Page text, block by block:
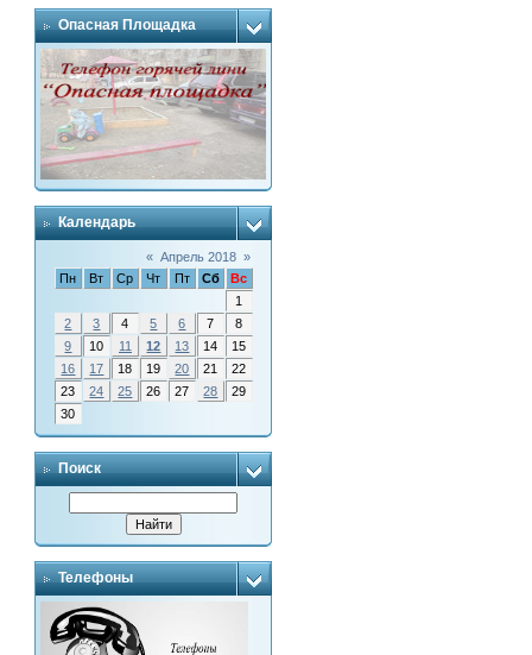
Опасная Площадка
Календарь
« Апрель 2018 »
Пн
Вт Ср Чт Пт Сб
Вс
1
2
3 4 5 6 7
8
9
10 11 12 13 14
15
16
17 18 19 20 21
22
23
24 25 26 27 28
29
30
Поиск
Телефоны